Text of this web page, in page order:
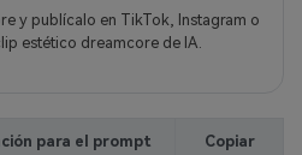
y publícalo en TikTok, Instagram o
estético dreamcore de IA.
para el prompt Copiar